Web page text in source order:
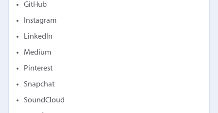
GitHub
Instagram
LinkedIn
Medium
Pinterest
Snapchat
SoundCloud